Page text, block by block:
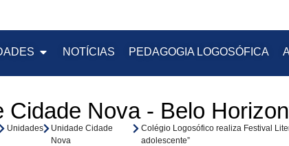
NOTÍCIAS PEDAGOGIA LOGOSÓFICA
Cidade Nova - Belo
Unidades
Unidade Cidade
Nova
Colégio Logosófico realiza Festival
adolescente”